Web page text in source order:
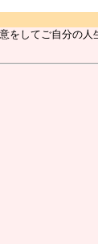
してご自分の人